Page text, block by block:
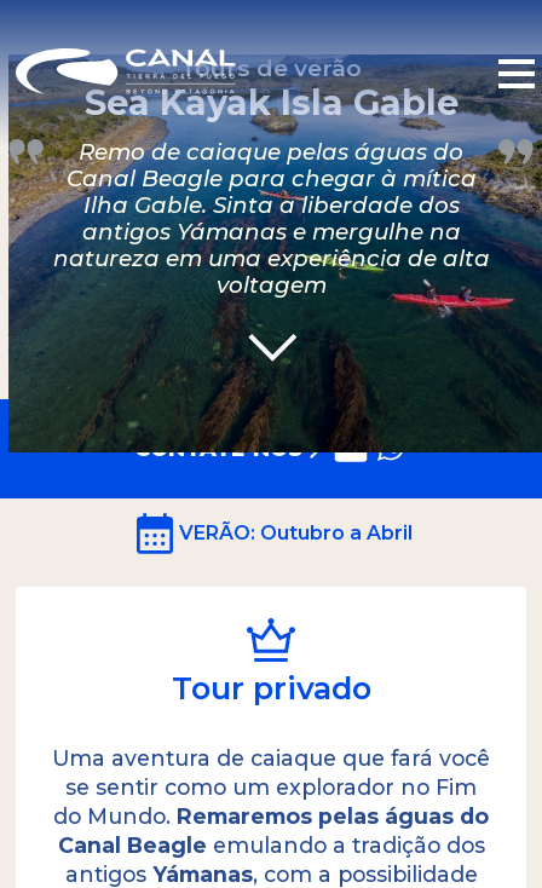
Tours de verão
Sea Kayak Isla Gable
Remo de caiaque pelas águas do
Canal Beagle para chegar à mítica
Ilha Gable. Sinta a liberdade dos
antigos Yámanas e mergulhe na
natureza em uma experiência de alta
voltagem
CONTATE-NOS
VERÃO: Outubro a Abril
Tour privado
Uma aventura de caiaque que fará você
se sentir como um explorador no Fim
do Mundo. Remaremos pelas águas do
Canal Beagle emulando a tradição dos
antigos Yámanas, com a possibilidade